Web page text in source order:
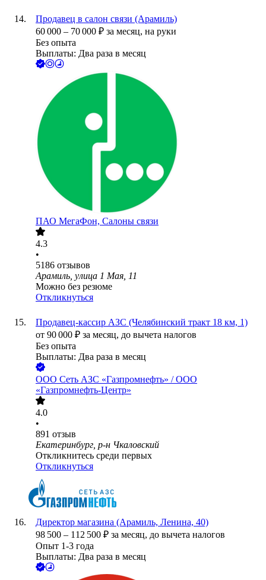
Продавец в салон связи (Арамиль)
60 000 – 70 000 ₽ за месяц, на руки
Без опыта
Выплаты: Два раза в месяц
ПАО МегаФон, Салоны связи
4.3
•
5186 отзывов
Арамиль, улица 1 Мая, 11
Можно без резюме
Откликнуться
Продавец-кассир АЗС (Челябинский тракт 18 км, 1)
от 90 000 ₽ за месяц, до вычета налогов
Без опыта
Выплаты: Два раза в месяц
ООО Сеть АЗС «Газпромнефть» / ООО
«Газпромнефть-Центр»
4.0
•
891 отзыв
Екатеринбург, р-н Чкаловский
Откликнитесь среди первых
Откликнуться
Директор магазина (Арамиль, Ленина, 40)
98 500 – 112 500 ₽ за месяц, до вычета налогов
Опыт 1-3 года
Выплаты: Два раза в месяц